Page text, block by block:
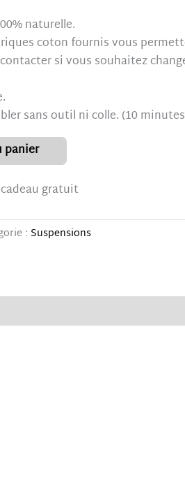
naturelle.
coton fournis vous
si vous souhaitez
sans outil ni colle. (10
panier
gratuit
: Suspensions